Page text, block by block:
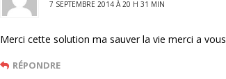
7 SEPTEMBRE 2014 À 20 H 31 MIN
Merci cette solution ma sauver la vie merci a vous
RÉPONDRE